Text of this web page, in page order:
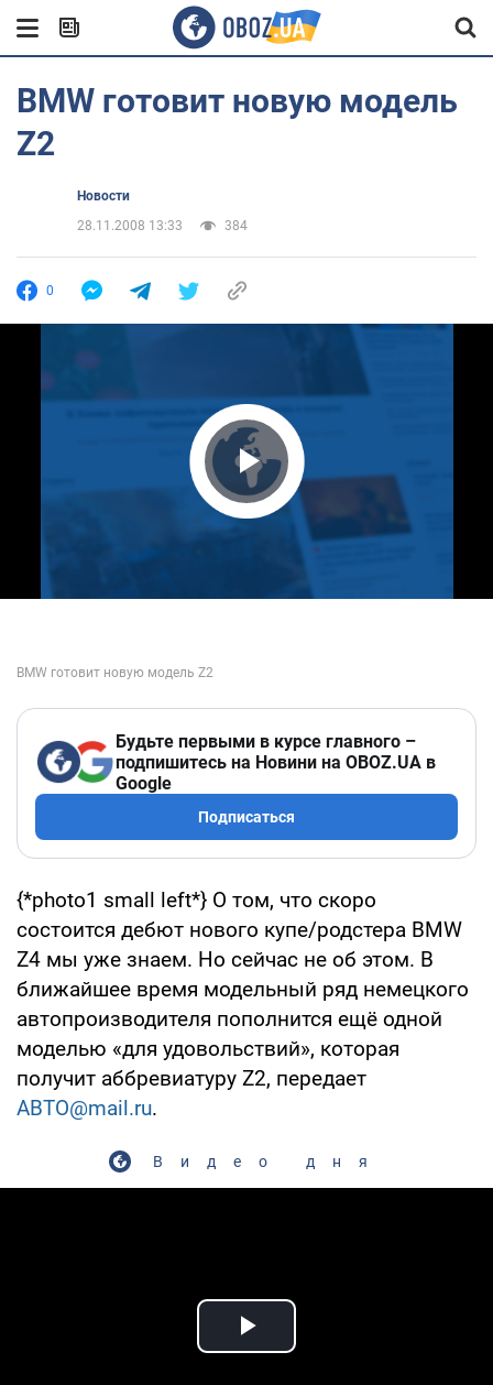
BMW готовит новую модель
Z2
Новости
28.11.2008 13:33
384
0
Play Video
Будьте первыми в курсе главного –
подпишитесь на Новини на OBOZ.UA в
Google
Подписаться
{*photo1 small left*} О том, что скоро
состоится дебют нового купе/родстера BMW
Z4 мы уже знаем. Но сейчас не об этом. В
ближайшее время модельный ряд немецкого
автопроизводителя пополнится ещё одной
моделью «для удовольствий», которая
получит аббревиатуру Z2, передает
АВТО@mail.ru.
Видео дня
Play Video